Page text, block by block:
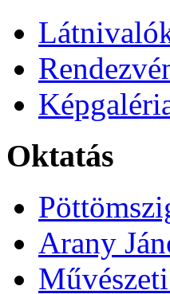
Oktatás
Arany